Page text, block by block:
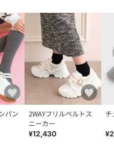
パン
2WAYフリルベルトス
ニーカー
¥12,430
チ